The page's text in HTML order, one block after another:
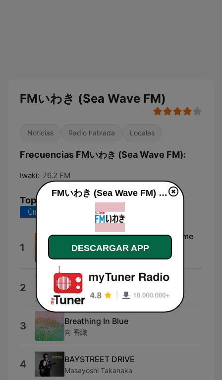
FMいわき (Sea Wave FM)
Noticias Radio hablada Locales
Frecuencias FMいわき (Sea Wave FM):
Iwaki: 76.2 FM
Top Canciones
Últimos 7 días Últimos 30 días
1
Left Bank Two (The Gallery Theme
from "Vision On")
The Noveltones
2 A Houseguest
Randy Edelman
3 Breathing In Blue
向 香織
4 BAYSTREET DRIVE
Masayoshi Takanaka
FMいわき (Sea Wave FM) en vivo
DESCARGAR APP